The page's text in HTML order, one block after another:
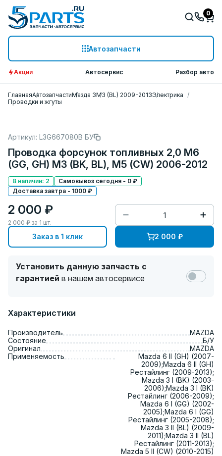
Автозапчасти
0
Акции Автосервис Разбор авто
ГлавнаяАвтозапчастиМазда 3M3 (BL) 2009-2013Электрика
Проводки и жгуты
Артикул: L3G667080B БУ
Проводка форсунок топливных 2,0 M6
(GG, GH) M3 (BK, BL), M5 (CW) 2006-2012
В наличии: 2
Самовывоз сегодня - 0 ₽
Доставка завтра - 1000 ₽
2 000 ₽
2 000 ₽ за 1 шт.
Заказ в 1 клик 2 000 ₽
Установить данную запчасть с
гарантией в нашем автосервисе
Характеристики
Производитель
MAZDA
Состояние
Б/У
Оригинал
MAZDA
Применяемость
Mazda 6 II (GH) (2007-
2009);Mazda 6 II (GH)
Рестайлинг (2009-2013);
Mazda 3 I (BK) (2003-
2006);Mazda 3 I (BK)
Рестайлинг (2006-2009);
Mazda 6 I (GG) (2002-
2005);Mazda 6 I (GG)
Рестайлинг (2005-2008);
Mazda 3 II (BL) (2009-
2011);Mazda 3 II (BL)
Рестайлинг (2011-2013);
Mazda 5 II (CW) (2010-2015)